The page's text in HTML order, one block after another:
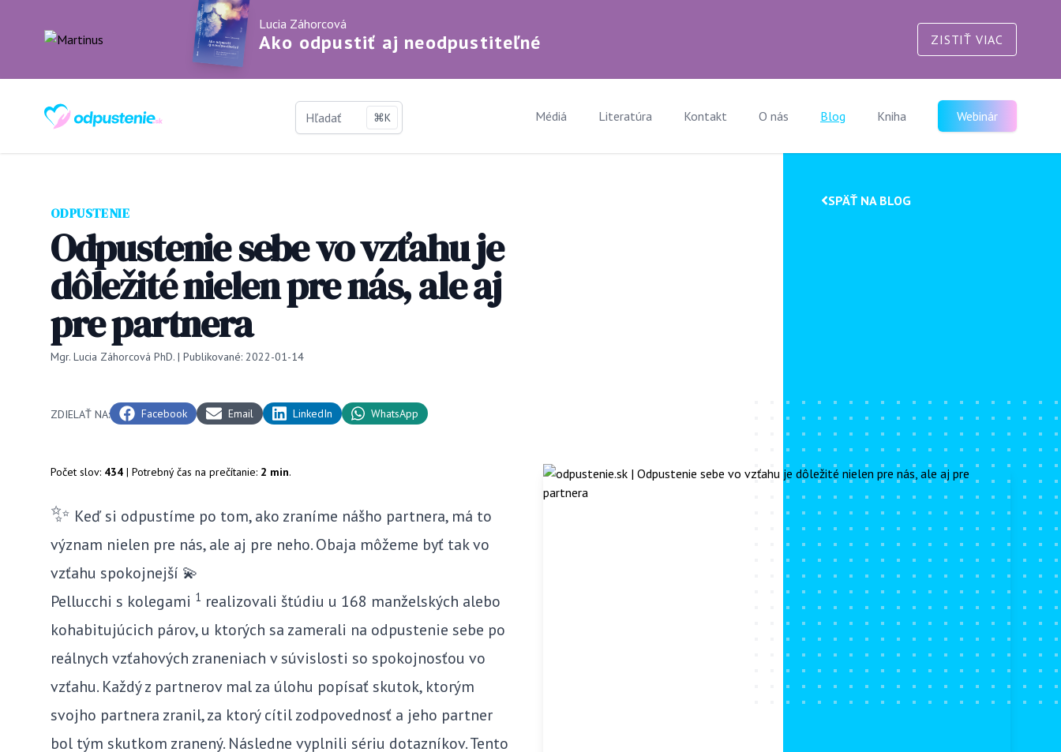
Lucia Záhorcová
Ako odpustiť aj neodpustiteľné ZISTIŤ VIAC
Odpustenie.sk
Rýchle vyhľadávanie
⌘K
Médiá Literatúra Kontakt O nás Blog Kniha Webinár
SPÄŤ NA BLOG
ODPUSTENIE
Odpustenie sebe vo vzťahu je
dôležité nielen pre nás, ale aj
pre partnera
Mgr. Lucia Záhorcová PhD. | Publikované: 2022-01-14
ZDIELAŤ NA: Facebook Email LinkedIn WhatsApp
Počet slov: 434 | Potrebný čas na prečítanie: 2 min.
✨ Keď si odpustíme po tom, ako zraníme nášho partnera, má to
význam nielen pre nás, ale aj pre neho. Obaja môžeme byť tak vo
vzťahu spokojnejší 💫
Pellucchi s kolegami 1 realizovali štúdiu u 168 manželských alebo
kohabitujúcich párov, u ktorých sa zamerali na odpustenie sebe po
reálnych vzťahových zraneniach v súvislosti so spokojnosťou vo
vzťahu. Každý z partnerov mal za úlohu popísať skutok, ktorým
svojho partnera zranil, za ktorý cítil zodpovednosť a jeho partner
bol tým skutkom zranený. Následne vyplnili sériu dotazníkov. Tento